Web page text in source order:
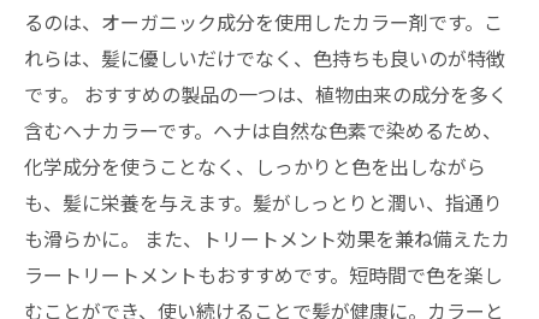
るのは、オーガニック成分を使用したカラー剤です。こ
れらは、髪に優しいだけでなく、色持ちも良いのが特徴
です。 おすすめの製品の一つは、植物由来の成分を多く
含むヘナカラーです。ヘナは自然な色素で染めるため、
化学成分を使うことなく、しっかりと色を出しながら
も、髪に栄養を与えます。髪がしっとりと潤い、指通り
も滑らかに。 また、トリートメント効果を兼ね備えたカ
ラートリートメントもおすすめです。短時間で色を楽し
むことができ、使い続けることで髪が健康に。カラーと